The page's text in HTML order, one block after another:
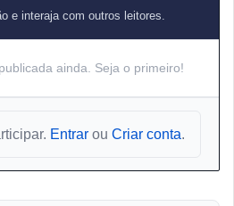
e interaja com outros leitores.
ainda. Seja o primeiro!
Entrar ou Criar conta.